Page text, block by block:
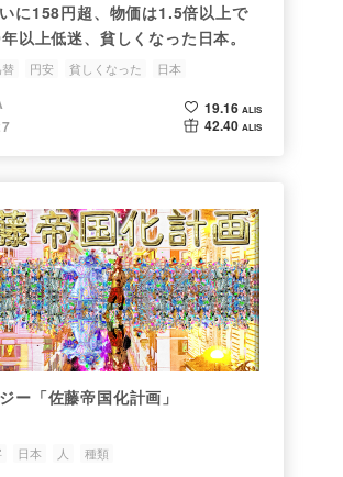
に158円超、物価は1.5倍以上で
以上低迷、貧しくなった日本。
円安 貧しくなった 日本
19.16 ALIS
42.40 ALIS
ー「佐藤帝国化計画」
日本 人 種類